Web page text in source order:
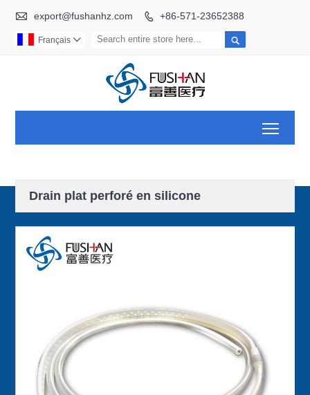
 export@fushanhz.com  +86-571-23652388

Français 
Drain plat perforé en silicone